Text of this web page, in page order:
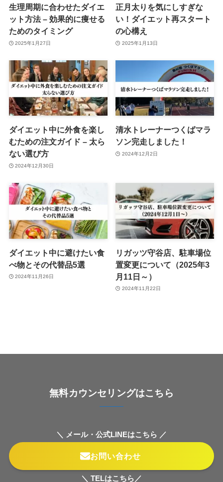
生理周期に合わせたダイエ
ット方法 – 効果的に痩せる
ためのタイミング
2025年1月27日
正月太りを気にしすぎな
い！ダイエット再スタート
の心構え
2025年1月13日
ダイエット中に外食を楽し
むための注文ガイド – 太ら
ない選び方
2024年12月30日
清水トレーナーつくばマラ
ソン完走しました！
2024年12月2日
ダイエット中に避けたい食
べ物とその代替品5選
2024年11月26日
リガッツ守谷店、駐車場位
置変更について（2025年3
月11日～）
2024年11月22日
無料カウンセリングはこちら
＼ メール・公式LINEはこちら ／
お問い合わせ
＼ TELはこちら／